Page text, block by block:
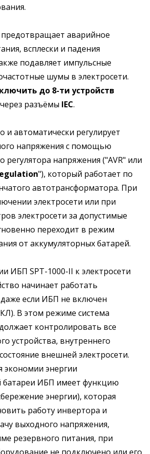
аварийное
всплески и падения
подавляет импульсные
шумы в электросети.
до 8-ти устройств
через разъёмы IEC.
автоматически регулирует
напряжения с помощью
регулятора напряжения ("AVR" или
"), который работает по
автотрансформатора. При
электросети или при
электросети за допустимые
переходит в режим
от аккумуляторных батарей.
ИБП SPT-1000-II к электросети
начинает работать
если ИБП не включен
В этом режиме система
контролировать все
устройства, внутреннего
внешней электросети.
экономии энергии
батареи ИБП имеет функцию
энергии), которая
работу инвертора и
выходного напряжения,
резервного питания, при